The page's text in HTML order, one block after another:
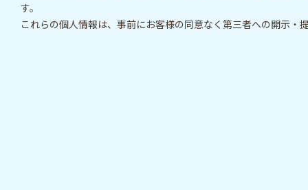
す。
これらの個人情報は、事前にお客様の同意なく第三者への開示・